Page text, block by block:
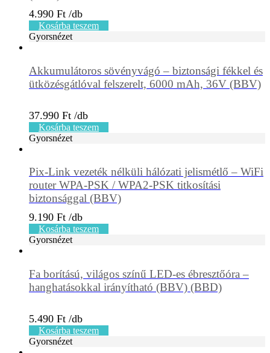
4.990 Ft
Kosárba teszem
Gyorsnézet
Akkumulátoros sövényvágó – biztonsági fékkel és
ütközésgátlóval felszerelt, 6000 mAh, 36V (BBV)
37.990 Ft
Kosárba teszem
Gyorsnézet
Pix-Link vezeték nélküli hálózati jelismétlő – WiFi
router WPA-PSK / WPA2-PSK titkosítási
biztonsággal (BBV)
9.190 Ft
Kosárba teszem
Gyorsnézet
Fa borítású, világos színű LED-es ébresztőóra –
hanghatásokkal irányítható (BBV) (BBD)
5.490 Ft
Kosárba teszem
Gyorsnézet